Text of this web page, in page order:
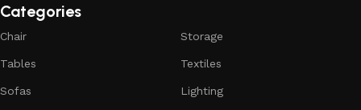
Categories
Chair
Tables
Sofas
Storage
Textiles
Lighting